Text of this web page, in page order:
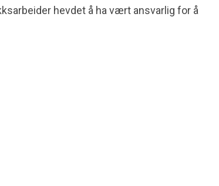
hevdet å ha vært ansvarlig for å